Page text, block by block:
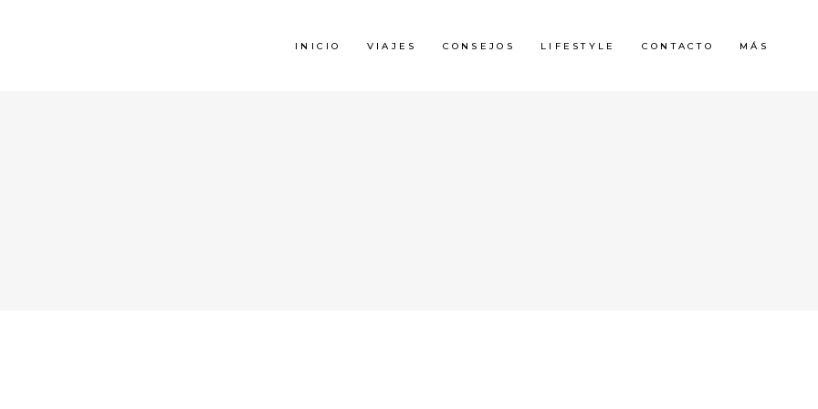
INICIO VIAJES CONSEJOS LIFESTYLE CONTACTO MÁS